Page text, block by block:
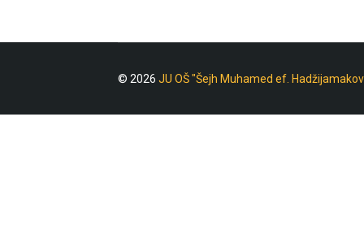
© 2026 JU OŠ "Šejh Muhamed ef.